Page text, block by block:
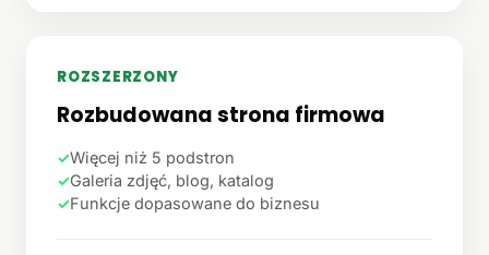
ROZSZERZONY
Rozbudowana strona firmowa
✓Więcej niż 5 podstron
✓Galeria zdjęć, blog, katalog
✓Funkcje dopasowane do biznesu